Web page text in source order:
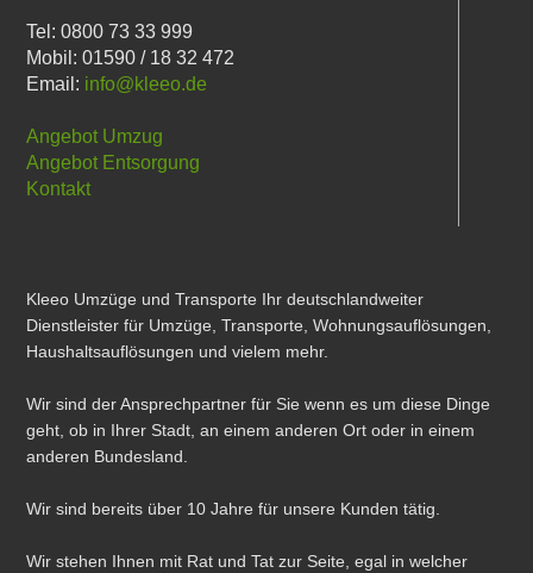
Tel: 0800 73 33 999
Mobil: 01590 / 18 32 472
Email: info@kleeo.de
Angebot Umzug
Angebot Entsorgung
Kontakt
Kleeo Umzüge und Transporte Ihr deutschlandweiter
Dienstleister für Umzüge, Transporte, Wohnungsauflösungen,
Haushaltsauflösungen und vielem mehr.
Wir sind der Ansprechpartner für Sie wenn es um diese Dinge
geht, ob in Ihrer Stadt, an einem anderen Ort oder in einem
anderen Bundesland.
Wir sind bereits über 10 Jahre für unsere Kunden tätig.
Wir stehen Ihnen mit Rat und Tat zur Seite, egal in welcher